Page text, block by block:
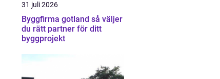
31 juli 2026
Byggfirma gotland så väljer
du rätt partner för ditt
byggprojekt